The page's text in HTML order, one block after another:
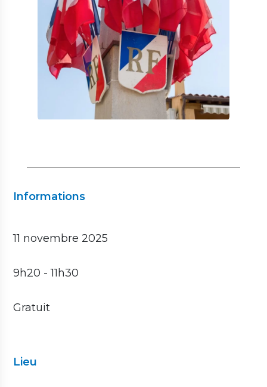
Informations
11 novembre 2025
9h20 - 11h30
Gratuit
Lieu